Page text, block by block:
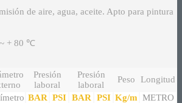
de aire, agua, aceite. Apto para pintura
+ 80 ℃
Presión
laboral
Presión
laboral
Peso
Longitud
BAR PSI BAR PSI Kg/m METRO